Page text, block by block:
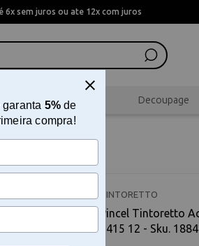
6x sem juros ou ate 12x com juros
Scrapbook Decoupage
12
TINTORETTO
Pincel Tintoretto
1415 12 - Sku.
garanta 5%de
compra!